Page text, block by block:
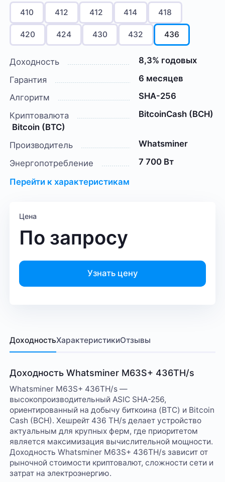
410 412 412 414 418
420 424 430 432 436
Доходность
8,3% годовых
Гарантия
6 месяцев
Алгоритм
SHA-256
Криптовалюта
BitcoinCash (BCH)
Bitcoin (BTC)
Производитель
Whatsminer
Энергопотребление
7 700 Вт
Перейти к характеристикам
Цена
По запросу
Узнать цену
ДоходностьХарактеристикиОтзывы
Доходность Whatsminer M63S+ 436TH/s
Whatsminer M63S+ 436TH/s —
высокопроизводительный ASIC SHA-256,
ориентированный на добычу биткоина (BTC) и Bitcoin
Cash (BCH). Хешрейт 436 TH/s делает устройство
актуальным для крупных ферм, где приоритетом
является максимизация вычислительной мощности.
Доходность Whatsminer M63S+ 436TH/s зависит от
рыночной стоимости криптовалют, сложности сети и
затрат на электроэнергию.